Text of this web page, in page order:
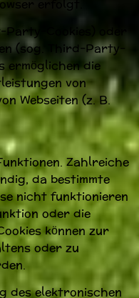
Party-Cookies) oder
(sog. Third-Party-
ermöglichen die
von
Webseiten (z. B.
Zahlreiche
da bestimmte
nicht funktionieren
oder die
können zur
oder zu
des elektronischen